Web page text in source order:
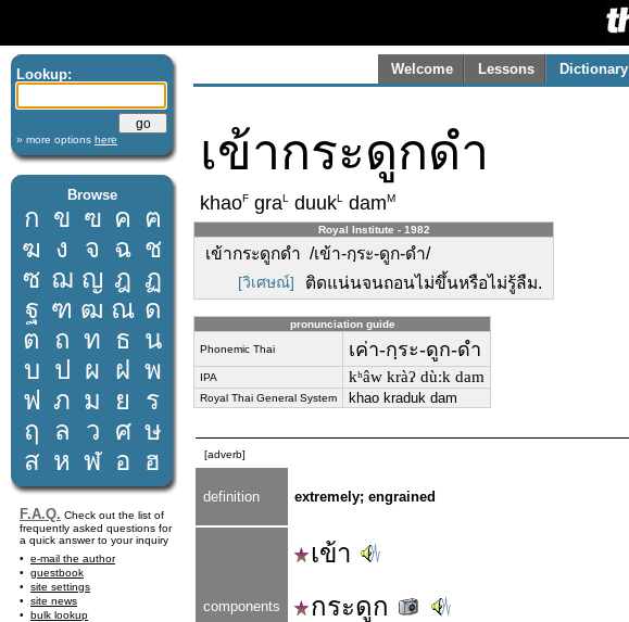
Lookup:
» more options here
Browse
ก ข ฃ ค ฅ
ฆ ง จ ฉ ช
ซ ฌ ญ ฎ ฏ
ฐ ฑ ฒ ณ ด
ต ถ ท ธ น
บ ป ผ ฝ พ
ฟ ภ ม ย
ร
ฤ
ล ว ศ ษ
ส ห ฬ อ ฮ
F.A.Q. Check out the list of
frequently asked questions for
a quick answer to your inquiry
e-mail the author
guestbook
site settings
site news
bulk lookup
Welcome Lessons Dictionary
เข้ากระดูกดำ
khaoF graL duukL damM
Royal Institute - 1982
เข้ากระดูกดำ /เข้า-กฺระ-ดูก-ดำ/
[วิเศษณ์] ติดแน่นจนถอนไม่ขึ้นหรือไม่รู้ลืม.
pronunciation guide
Phonemic Thai เค่า-กฺระ-ดูก-ดำ
IPA kʰâw kràʔ dùːk dam
Royal Thai General System khao kraduk dam
[adverb]
definition extremely; engrained
components
เข้า
กระดูก